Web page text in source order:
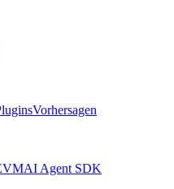
Vorhersagen
AI Agent SDK